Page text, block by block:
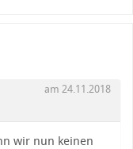
am 24.11.2018
wir nun keinen